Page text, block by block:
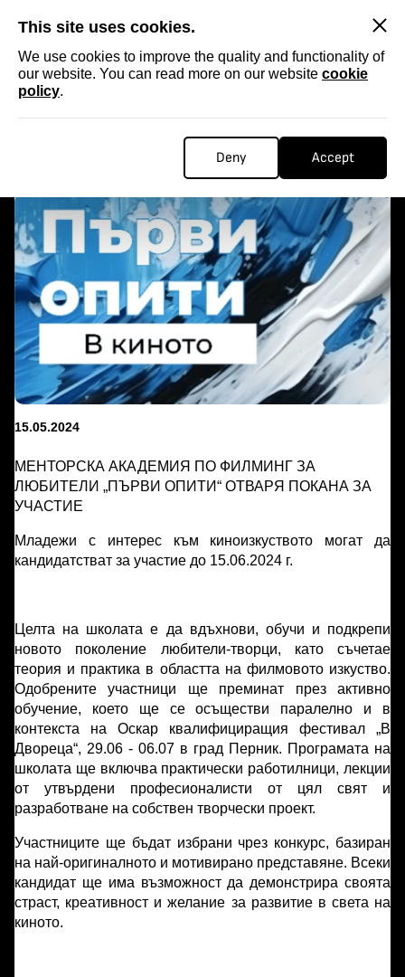
This site uses cookies.
We use cookies to improve the quality and functionality of
our website. You can read more on our website cookie
policy.
Deny Accept
ПОКАНА ЗА УЧАСТИЕ
ПОКАНА ЗА УЧАСТИЕ
15.05.2024
МЕНТОРСКА АКАДЕМИЯ ПО ФИЛМИНГ ЗА
ЛЮБИТЕЛИ „ПЪРВИ ОПИТИ“ ОТВАРЯ ПОКАНА ЗА
УЧАСТИЕ
Младежи с интерес към киноизкуството могат да
кандидатстват за участие до 15.06.2024 г.
Целта на школата е да вдъхнови, обучи и подкрепи
новото поколение любители-творци, като съчетае
теория и практика в областта на филмовото изкуство.
Одобрените участници ще преминат през активно
обучение, което ще се осъществи паралелно и в
контекста на Оскар квалифициращия фестивал „В
Двореца“, 29.06 - 06.07 в град Перник. Програмата на
школата ще включва практически работилници, лекции
от утвърдени професионалисти от цял свят и
разработване на собствен творчески проект.
Участниците ще бъдат избрани чрез конкурс, базиран
на най-оригиналното и мотивирано представяне. Всеки
кандидат ще има възможност да демонстрира своята
страст, креативност и желание за развитие в света на
киното.